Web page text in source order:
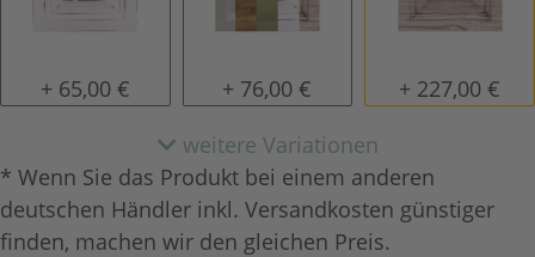
shabby chic / antik look
+ 65,00 € Konfigurator alles frei wählbar
+ 76,00 € tief gebürstet
+ 227,00 €
weitere Variationen
* Wenn Sie das Produkt bei einem anderen
deutschen Händler inkl. Versandkosten günstiger
finden, machen wir den gleichen Preis.